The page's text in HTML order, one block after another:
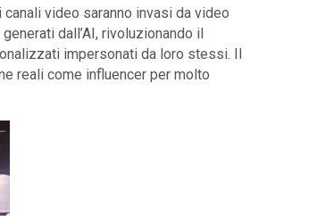
canali video saranno invasi da video
dall’AI, rivoluzionando il
impersonati da loro stessi. Il
reali come influencer per molto